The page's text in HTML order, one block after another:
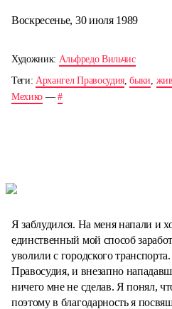
Воскресенье, 30 июля 1989
Художник: Альфредо Вильчис
Теги:Архангел Правосудия,быки,
Мехико —#
Я заблудился. На меня напали и
единственный мой способ
уволили с городского
Правосудия, и внезапно
ничего мне не сделав. Я понял,
поэтому в благодарность я